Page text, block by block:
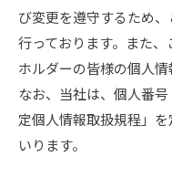
び変更を遵守するため
行っております。また
ホルダーの皆様の個人情
なお、当社は、個人番
定個人情報取扱規程」
いります。